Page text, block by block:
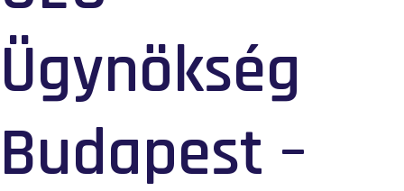
Ügynökség
Budapest –